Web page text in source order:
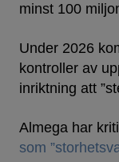
minst 100
Under 2026
kontroller av
inriktning att
Almega har
som